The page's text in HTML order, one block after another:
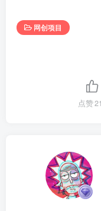
网创项目
点赞